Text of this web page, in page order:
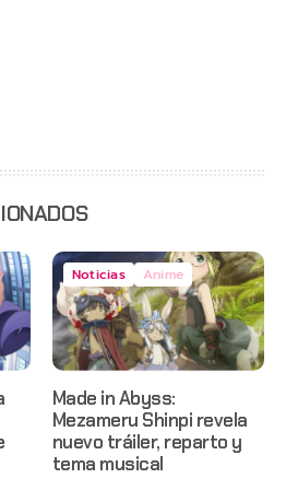
Noticias Anime
Made in Abyss:
Mezameru Shinpi revela
nuevo tráiler, reparto y
tema musical